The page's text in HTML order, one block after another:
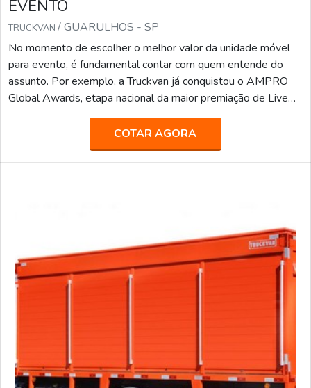
EVENTO
TRUCKVAN / GUARULHOS - SP
No momento de escolher o melhor valor da unidade móvel
para evento, é fundamental contar com quem entende do
assunto. Por exemplo, a Truckvan já conquistou o AMPRO
Global Awards, etapa nacional da maior premiação de Live
Marketing do mundo, na categoria “Melhor Fornecedora”.A
empresa já atendeu grandes agências de comunicação,
propaganda, publicidade e live marketing, como África,
BFerraz, TUDO, entre outras, realizando ações especiais e
COTAR AGORA